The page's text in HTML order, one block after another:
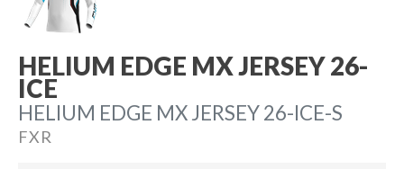
HELIUM EDGE MX JERSEY 26-
ICE
HELIUM EDGE MX JERSEY 26-ICE-S
FXR